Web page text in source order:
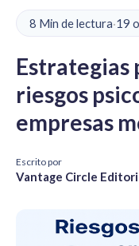
8 Min de lectura·19
Estrategias
riesgos
empresas
Escrito por
Vantage Circle